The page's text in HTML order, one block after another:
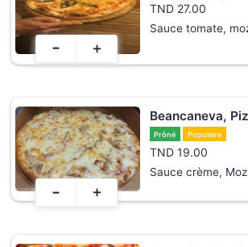
TND 27.00
Sauce tomate,
- +
Beancaneva,
Prôné Populaire
TND 19.00
Sauce crème,
- +